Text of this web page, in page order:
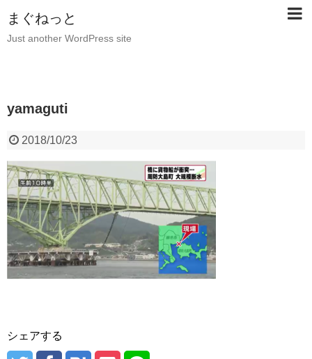
まぐねっと
Just another WordPress site
yamaguti
2018/10/23
シェアする